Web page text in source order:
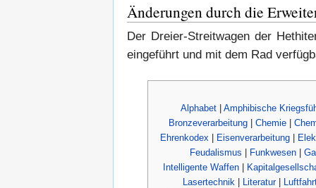
Änderungen durch die
Der Dreier-Streitwagen der
eingeführt und mit dem Rad
Alphabet| Amphibische
Bronzeverarbeitung| Chemie|
Ehrenkodex
Eisenverarbeitung|
Feudalismus
Funkwesen|
Intelligente Waffen
Lasertechnik
Literatur|